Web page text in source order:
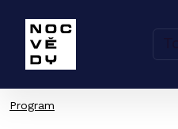
Program